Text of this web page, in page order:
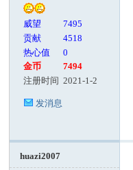
威望
7495
贡献
4518
热心值
0
金币
7494
注册时间 2021-1-2
发消息
huazi2007